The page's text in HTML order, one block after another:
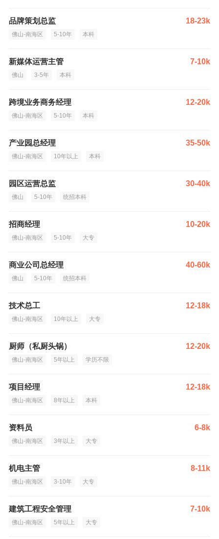
品牌策划总监 18-23k
佛山-南海区 5-10年 本科
新媒体运营主管 7-10k
佛山 3-5年 本科
跨境业务商务经理 12-20k
佛山-南海区 5-10年 本科
产业园总经理 35-50k
佛山-南海区 10年以上 本科
园区运营总监 30-40k
佛山 5-10年 统招本科
招商经理 10-20k
佛山-南海区 5-10年 大专
商业公司总经理 40-60k
佛山 5-10年 统招本科
技术总工 12-18k
佛山-南海区 10年以上 大专
厨师（私厨头锅） 12-20k
佛山-南海区 5年以上 学历不限
项目经理 12-18k
佛山-南海区 8年以上 本科
资料员 6-8k
佛山-南海区 3年以上 大专
机电主管 8-11k
佛山-南海区 3-10年 大专
建筑工程安全管理 7-10k
佛山-南海区 5年以上 大专